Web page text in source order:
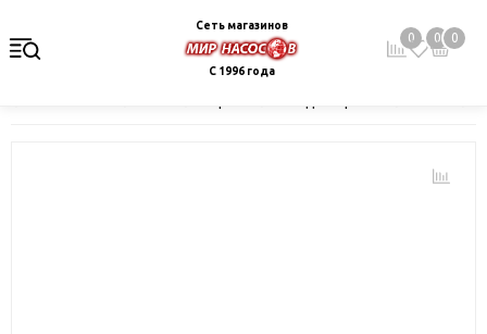
Сеть магазинов
С 1996 года
0 0 0